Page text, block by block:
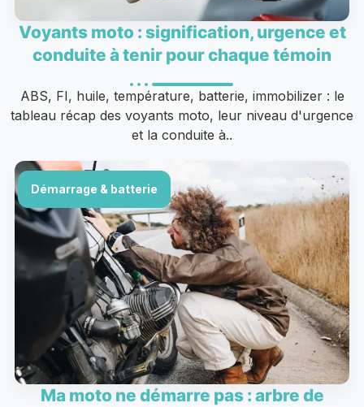
Voyants moto : signification, urgence et
conduite à tenir pour chaque témoin
ABS, FI, huile, température, batterie, immobilizer : le
tableau récap des voyants moto, leur niveau d'urgence
et la conduite à..
Démarrage & batterie
Ma moto ne démarre pas : arbre de